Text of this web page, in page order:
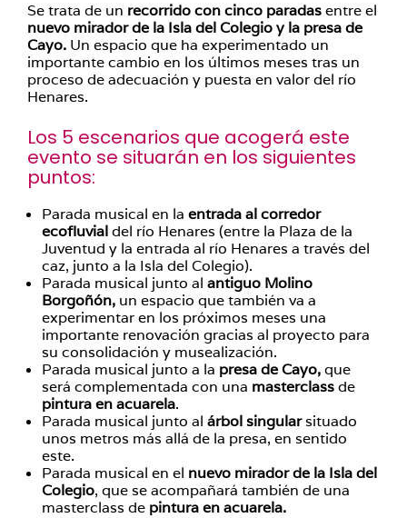
Se trata de un recorrido con cinco paradasentre el
nuevo mirador de la Isla del Colegio y la presa de
Cayo. Un espacio que ha experimentado un
importante cambio en los últimos meses tras un
proceso de adecuación y puesta en valor del río
Henares.
Los 5 escenarios que acogerá este
evento se situarán en los siguientes
puntos:
Parada musical en la entrada al corredor
ecofluvialdel río Henares (entre la Plaza de la
Juventud y la entrada al río Henares a través del
caz, junto a la Isla del Colegio).
Parada musical junto al antiguo Molino
Borgoñón, un espacio que también va a
experimentar en los próximos meses una
importante renovación gracias al proyecto para
su consolidación y musealización.
Parada musical junto a la presa de Cayo,que
será complementada con una masterclassde
pintura en acuarela.
Parada musical junto al árbol singularsituado
unos metros más allá de la presa, en sentido
este.
Parada musical en el nuevo mirador de la Isla del
Colegio, que se acompañará también de una
masterclass de pintura en acuarela.